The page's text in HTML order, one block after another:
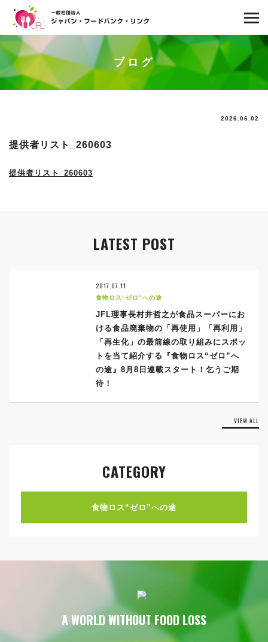
ブログ
2026.06.02
提供者リスト_260603
提供者リスト_260603
LATEST POST
2017.07.11
食物ロス“ゼロ”への途
JFL理事長村井哲之が食品スーパーにお
ける食品廃棄物の「再使用」「再利用」
「再生化」の最前線の取り組みにスポッ
トを当て紹介する『食物ロス“ゼロ”へ
の途』8月8日連載スタート！乞うご期
待！
VIEW ALL
CATEGORY
食物ロス“ゼロ”への途
A WORLD WITHOUT FOOD LOSS